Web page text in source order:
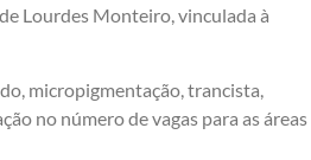
Lourdes Monteiro, vinculada à
micropigmentação, trancista,
no número de vagas para as áreas